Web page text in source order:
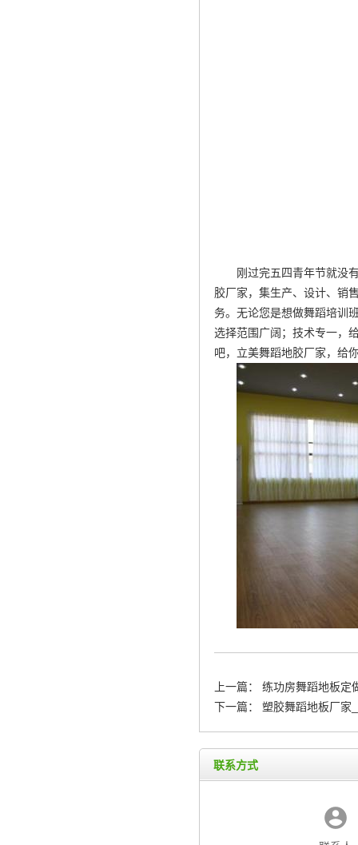
刚过完五四青年节就没
胶厂家，集生产、设计、销
务。无论您是想做舞蹈培训
选择范围广阔；技术专一，
吧，立美舞蹈地胶厂家，给
上一篇：
练功房舞蹈地板定
下一篇：
塑胶舞蹈地板厂家
联系方式